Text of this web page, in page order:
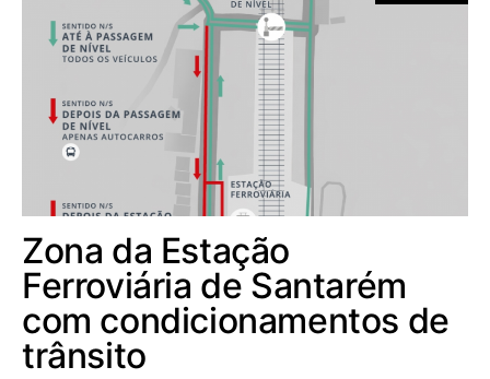
Zona da Estação
Ferroviária de Santarém
com condicionamentos de
trânsito